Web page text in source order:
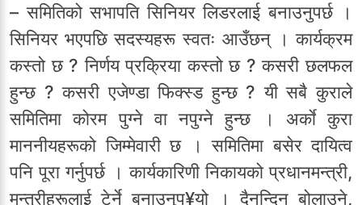
– समितिको सभापति सिनियर लिडरलाई बनाउनुपर्छ ।
सिनियर भएपछि सदस्यहरू स्वतः आउँछन् । कार्यक्रम
कस्तो छ ? निर्णय प्रक्रिया कस्तो छ ? कसरी छलफल
हुन्छ ? कसरी एजेण्डा फिक्स्ड हुन्छ ? यी सबै कुराले
समितिमा कोरम पुग्ने वा नपुग्ने हुन्छ । अर्काे कुरा
माननीयहरूको जिम्मेवारी छ । समितिमा बसेर दायित्व
पनि पूरा गर्नुपर्छ । कार्यकारिणी निकायको प्रधानमन्त्री,
मन्त्रीहरूलाई टेर्ने बनाउनुप¥यो । दैनन्दिन बोलाउने,